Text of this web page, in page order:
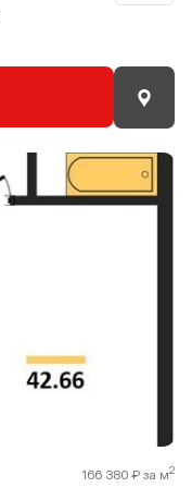
166 380 ₽ за м2